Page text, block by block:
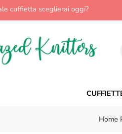
cuffietta sceglierai oggi?
Home